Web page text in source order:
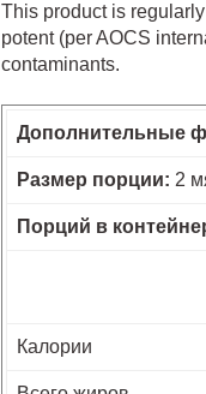
This product is
potent (per AOCS
contaminants.
Дополнительные
Размер порции: 2
Порций в
Калории